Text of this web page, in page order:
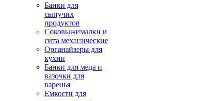
Банки для
сыпучих
продуктов
Соковыжималки и
сита механические
Органайзеры для
кухни
Банки для меда и
вазочки для
варенья
Емкости для